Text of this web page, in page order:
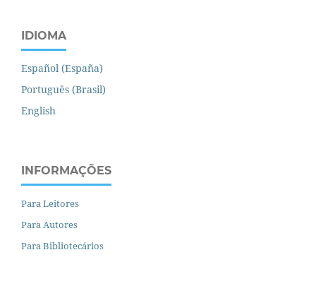
IDIOMA
Español (España)
Português (Brasil)
English
INFORMAÇÕES
Para Leitores
Para Autores
Para Bibliotecários